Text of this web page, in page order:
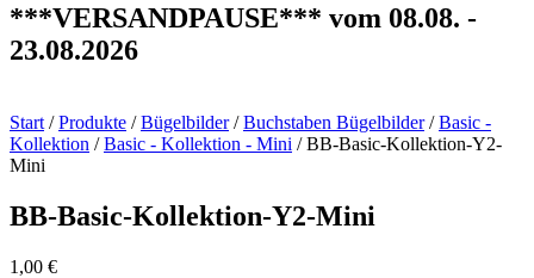
***VERSANDPAUSE*** vom 08.08. -
23.08.2026
Start /Produkte /Bügelbilder/Buchstaben Bügelbilder/Basic -
Kollektion /Basic - Kollektion - Mini / BB-Basic-Kollektion-Y2-
Mini
BB-Basic-Kollektion-Y2-Mini
1,00 €